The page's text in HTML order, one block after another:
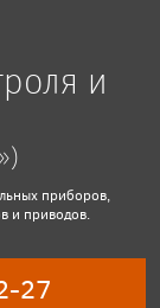
и
приборов,
и приводов.
27